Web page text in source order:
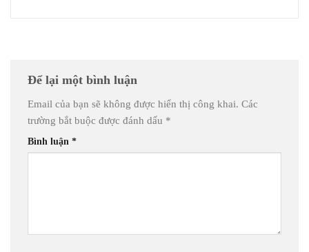
Để lại một bình luận
Email của bạn sẽ không được hiển thị công khai. Các
trường bắt buộc được đánh dấu *
Bình luận *